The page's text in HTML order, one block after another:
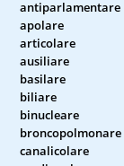
antiparlamentare
apolare
articolare
ausiliare
basilare
biliare
binucleare
broncopolmonare
canalicolare